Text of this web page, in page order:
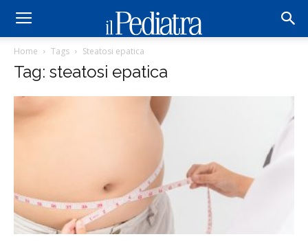
Home Tags Steatosi epatica
Tag: steatosi epatica